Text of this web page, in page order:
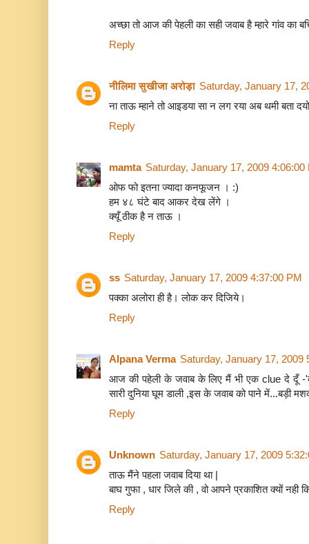
अच्‍छा तो आज की पेहली का सही जवाब है म्‍हारे गांव का
Reply
नीलिमा सुखीजा अरोड़ा Saturday, January 17,
ना ताऊ म्हाने तो आइडया सा न लग रया अब थमी बता
Reply
mamta Saturday, January 17, 2009 4:06:00
ओफ फो इतना ज्यादा कनफूजन । :)
हम ४८ घंटे बाद आकर देख लेंगे ।
क्यूँ ठीक है न ताऊ ।
Reply
ss Saturday, January 17, 2009 4:37:00 PM
पक्‍का अलोरा ही है। लोक कर दिजिये।
Reply
Alpana Verma Saturday, January 17, 2009
आज की पहेली के जवाब के लिए मैं भी एक clue दे दूँ -
सारी दुनिया घूम डाली ,इस के जवाब को पाने में...बड़ी
Reply
Unknown Saturday, January 17, 2009
ताऊ मैंने पहला जवाब दिया था |
बाघ गुफा , धार जिले की , वो आपने प्रकाशित क्यों नही
Reply